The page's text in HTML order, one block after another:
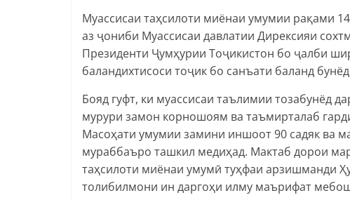
Муассисаи таҳсилоти миёнаи умумии рақами
аз ҷониби Муассисаи давлатии Дирексияи
Президенти Ҷумҳурии Тоҷикистон бо ҷалби
баландихтисоси тоҷик бо санъати баланд
Бояд гуфт, ки муассисаи таълимии тозабунёд
мурури замон корношоям ва таъмирталаб
Масоҳати умумии замини иншоот 90 садяк ва
мураббаъро ташкил медиҳад. Мактаб дорои
таҳсилоти миёнаи умумӣ туҳфаи арзишманди
толибилмони ин даргоҳи илму маърифат